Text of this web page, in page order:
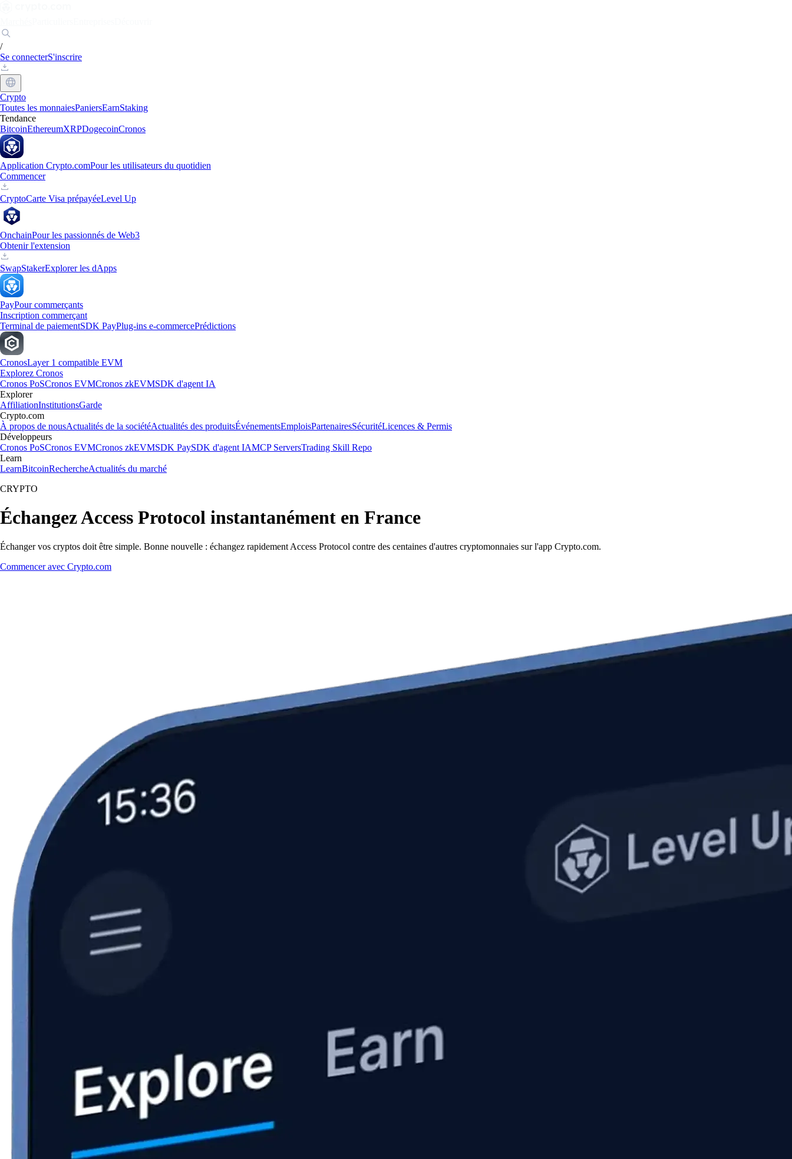
/
Se connecterS'inscrire
Crypto
Toutes les monnaiesPaniersEarnStaking
Tendance
BitcoinEthereumXRPDogecoinCronos
Application Crypto.comPour les utilisateurs du quotidien
Commencer
CryptoCarte Visa prépayéeLevel Up
OnchainPour les passionnés de Web3
Obtenir l'extension
SwapStakerExplorer les dApps
PayPour commerçants
Inscription commerçant
Terminal de paiementSDK PayPlug-ins e-commercePrédictions
CronosLayer 1 compatible EVM
Explorez Cronos
Cronos PoSCronos EVMCronos zkEVMSDK d'agent IA
Explorer
AffiliationInstitutionsGarde
Crypto.com
À propos de nousActualités de la sociétéActualités des produitsÉvénementsEmploisPartenairesSécuritéLicences & Permis
Développeurs
Cronos PoSCronos EVMCronos zkEVMSDK PaySDK d'agent IAMCP ServersTrading Skill Repo
Learn
LearnBitcoinRechercheActualités du marché
CRYPTO
Échangez Access Protocol instantanément en France
Échanger vos cryptos doit être simple. Bonne nouvelle : échangez rapidement Access Protocol contre des centaines d'autres cryptomonnaies sur l'app Crypto.com.
Commencer avec Crypto.com